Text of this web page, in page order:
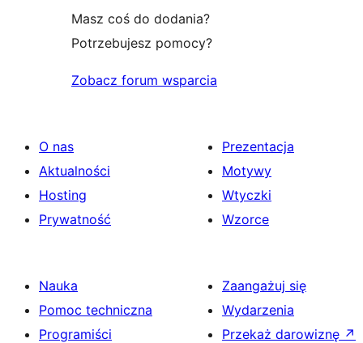
Masz coś do dodania?
Potrzebujesz pomocy?
Zobacz forum wsparcia
O nas
Aktualności
Hosting
Prywatność
Prezentacja
Motywy
Wtyczki
Wzorce
Nauka
Pomoc techniczna
Programiści
Zaangażuj się
Wydarzenia
Przekaż darowiznę ↗